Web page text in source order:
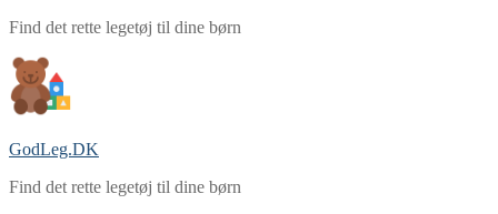
Spring
indhold
Menu
Luk
Find det rette legetøj til dine børn
GodLeg.DK
Find det rette legetøj til dine børn